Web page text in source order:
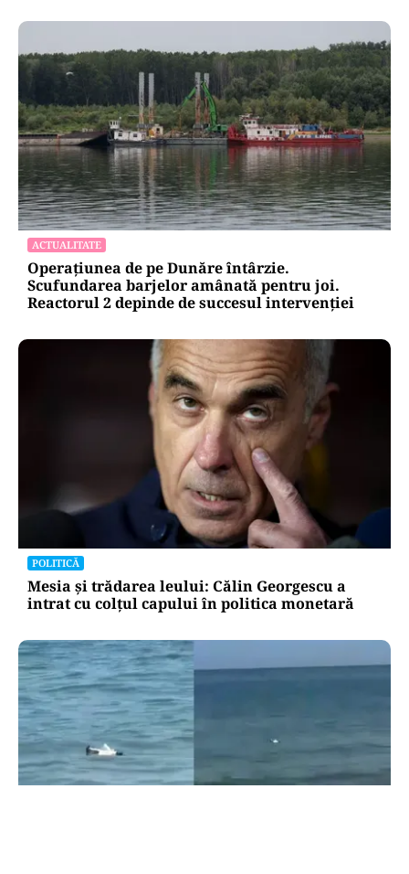
ACTUALITATE
Operațiunea de pe Dunăre întârzie.
Scufundarea barjelor amânată pentru joi.
Reactorul 2 depinde de succesul intervenției
POLITICĂ
Mesia și trădarea leului: Călin Georgescu a
intrat cu colțul capului în politica monetară